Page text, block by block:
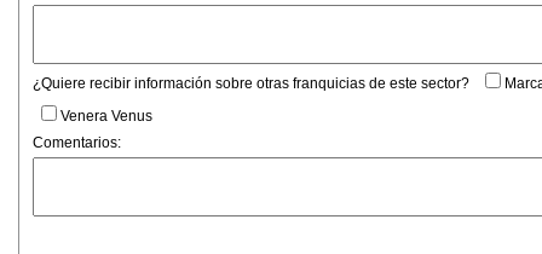
¿Quiere recibir información sobre otras franquicias de este sector?
Venera Venus
Comentarios: